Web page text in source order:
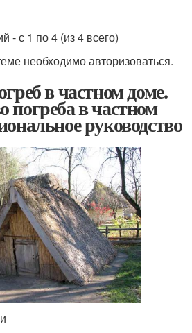
- с 1 по 4 (из 4 всего)
необходимо авторизоваться.
в частном доме.
погреба в частном
руководство